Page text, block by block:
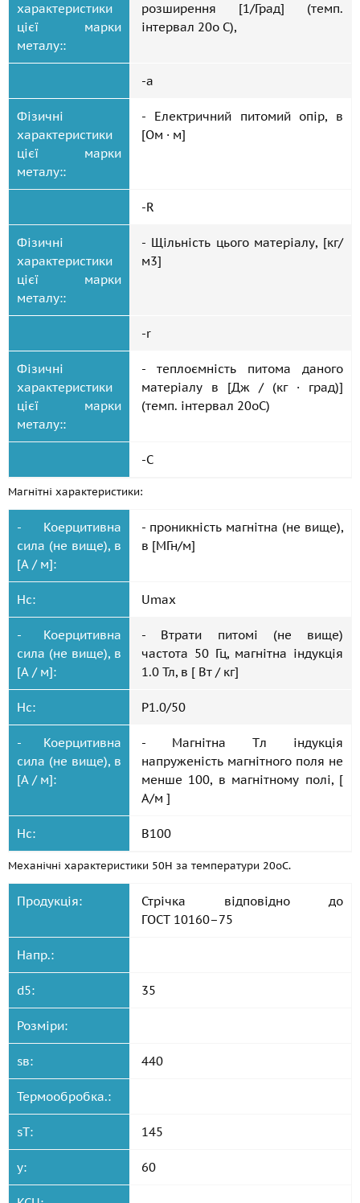
характеристики
цієї марки
металу::
розширення [1/Град] (темп.
інтервал 20o С),
-a
Фізичні
характеристики
цієї марки
металу::
- Електричний питомий опір, в
[Ом · м]
-R
Фізичні
характеристики
цієї марки
металу::
- Щільність цього матеріалу, [кг/
м3]
-r
Фізичні
характеристики
цієї марки
металу::
- теплоємність питома даного
матеріалу в [Дж / (кг · град)]
(темп. інтервал 20oС)
-C
Магнітні характеристики:
- Коерцитивна
сила (не вище), в
[А / м]:
- проникність магнітна (не вище),
в [МГн/м]
Hc: Umax
- Коерцитивна
сила (не вище), в
[А / м]:
- Втрати питомі (не вище)
частота 50 Гц, магнітна індукція
1.0 Тл, в [ Вт / кг]
Hc: P1.0/50
- Коерцитивна
сила (не вище), в
[А / м]:
- Магнітна Tл індукція
напруженість магнітного поля не
менше 100, в магнітному полі, [
А/м ]
Hc: B100
Механічні характеристики 50Н за температури 20oС.
Продукція:
Стрічка відповідно до
ГОСТ 10160–75
Напр.:
d5: 35
Розміри:
sв: 440
Термообробка.:
sT: 145
y: 60